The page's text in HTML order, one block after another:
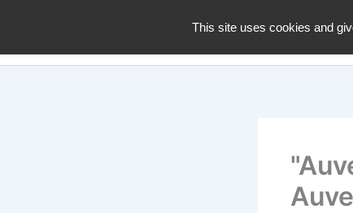
contenu
This site uses cookies and